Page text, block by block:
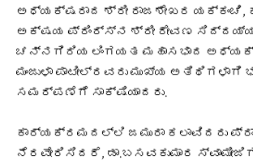
ಅಧ್ಯಕ್ಷರಾದ ಶ್ರೀ ರಾಜಶೇಖರ
ಅಕ್ಷಯ ಪ್ರಿಂರ‍್ಸ್ನ ಶ್ರೀ ರೇವಣ
ಚನ್ನಗಿರಿಯ ಲಿಂಗಯತ ಮಹಾಸಭಾದ
ಮಂಜುಳಾ ಪಾಟೀಲ್‌ರವರು ಮುಖ್ಯ
ಸಮರ್ಪಣೆಗೆ ಸಾಕ್ಷಿಯಾದರು.
ಕಾರ್ಯಕ್ರಮದಲ್ಲಿ ಜಮುರಾ ಕಲಾವಿದರು
ನೆರವೇರಿಸಿದರೆ, ಡಾ.ಬಸವಕುಮಾರ